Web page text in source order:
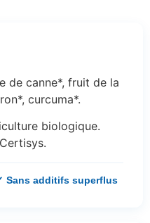
de canne*, fruit de la
curcuma*.
biologique.
Sans additifs superflus